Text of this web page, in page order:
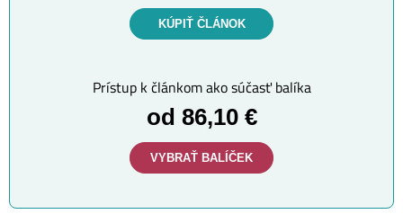
KÚPIŤ ČLÁNOK
Prístup k článkom ako súčasť balíka
od 86,10 €
VYBRAŤ BALÍČEK